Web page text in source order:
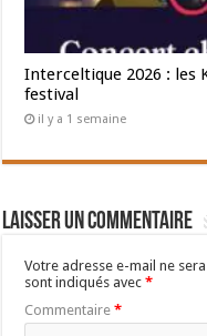
Interceltique 2026 : les
festival
il y a 1 semaine
Laisser un commentaire
Votre adresse e-mail ne
sont indiqués avec*
Commentaire*